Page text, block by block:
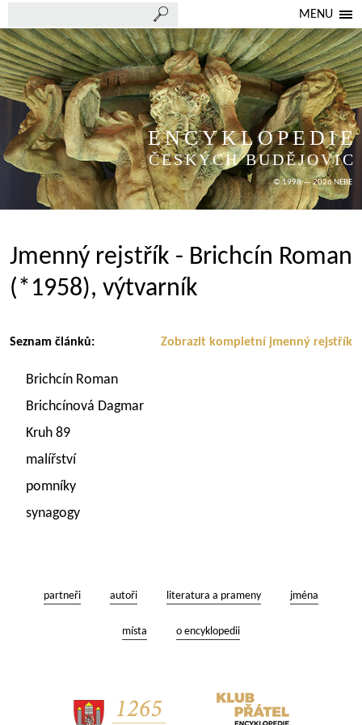
MENU
ENCYKLOPEDIE
ČESKÝCH BUDĚJOVIC
© 1998 — 2026 NEBE
Jmenný rejstřík - Brichcín Roman
(*1958), výtvarník
Zobrazit kompletní jmenný rejstřík
Seznam článků:
Brichcín Roman
Brichcínová Dagmar
Kruh 89
malířství
pomníky
synagogy
partneři autoři literatura a prameny jména
místa o encyklopedii